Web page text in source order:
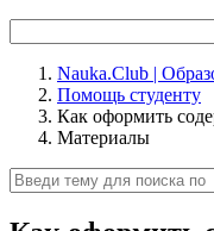
Nauka.Club |
Помощь студенту
Как оформить
Материалы